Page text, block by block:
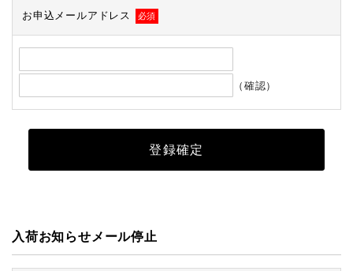
お申込メールアドレス 必須
（確認）
入荷お知らせメール停止